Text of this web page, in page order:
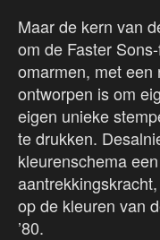
Maar de kern van
om de Faster
omarmen, met een
ontworpen is om
eigen unieke
te drukken.
kleurenschema
op de kleuren van
’80.